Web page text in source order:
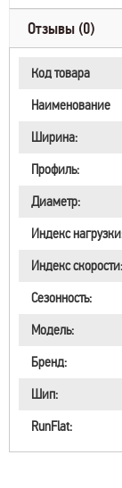
Отзывы (0)
Код товара
Наименование
Ширина:
Профиль:
Диаметр:
Индекс
Индекс скорости:
Сезонность:
Модель:
Бренд:
Шип:
RunFlat: